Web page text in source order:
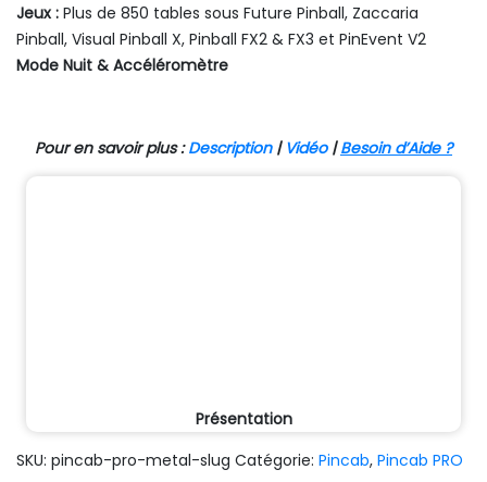
Jeux : Plus de 850 tables sous Future Pinball, Zaccaria
Pinball, Visual Pinball X, Pinball FX2 & FX3 et PinEvent V2
Mode Nuit & Accéléromètre
Pour en savoir plus :Description| Vidéo|Besoin d’Aide ?
Présentation
SKU: pincab-pro-metal-slug Catégorie: Pincab, Pincab PRO